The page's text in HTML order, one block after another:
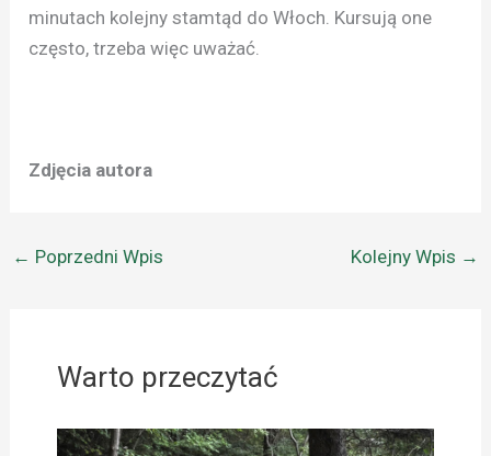
minutach kolejny stamtąd do Włoch. Kursują one
często, trzeba więc uważać.
Zdjęcia autora
← Poprzedni Wpis Kolejny Wpis →
Warto przeczytać